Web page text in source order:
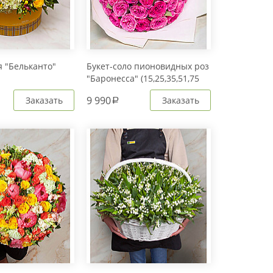
"Бельканто"
Заказать
Букет-соло пионовидных роз
"Баронесса" (15,25,35,51,75
9 990a Заказать